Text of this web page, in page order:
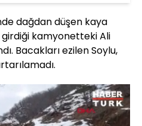
dağdan düşen kaya
girdiği kamyonetteki Ali
Bacakları ezilen Soylu,